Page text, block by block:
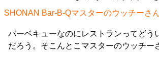
SHONAN Bar-B-Qマスターのウッチーさん
バーベキューなのにレストランってどう
だろう。そこんとこマスターのウッチー